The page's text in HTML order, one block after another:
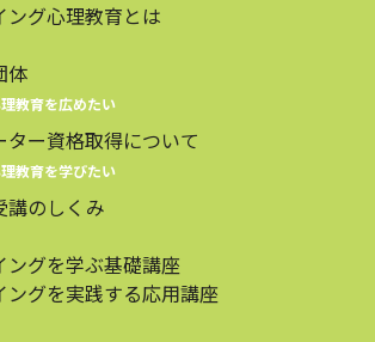
ング心理教育とは
体
教育を広めたい
ター資格取得について
教育を学びたい
講のしくみ
ングを学ぶ基礎講座
ングを実践する応用講座